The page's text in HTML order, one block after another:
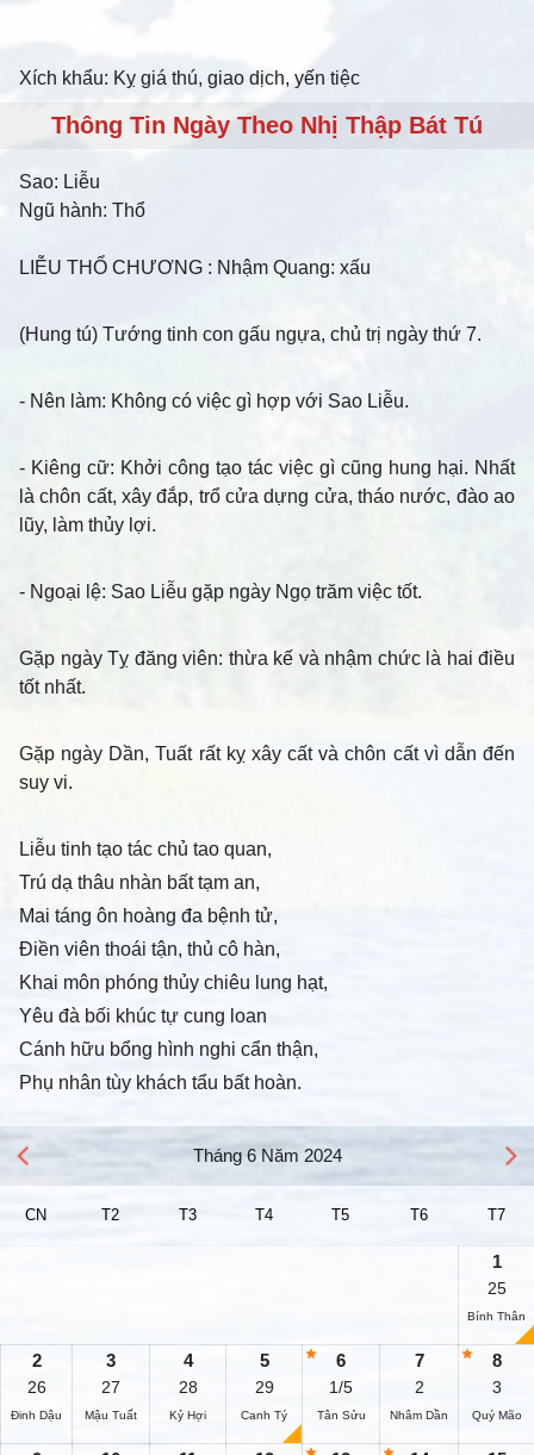
Xích khẩu: Kỵ giá thú, giao dịch, yến tiệc
Thông Tin Ngày Theo Nhị Thập Bát Tú
Sao: Liễu
Ngũ hành: Thổ
LIỄU THỔ CHƯƠNG : Nhậm Quang: xấu
(Hung tú) Tướng tinh con gấu ngựa, chủ trị ngày thứ 7.
- Nên làm: Không có việc gì hợp với Sao Liễu.
- Kiêng cữ: Khởi công tạo tác việc gì cũng hung hại. Nhất
là chôn cất, xây đắp, trổ cửa dựng cửa, tháo nước, đào ao
lũy, làm thủy lợi.
- Ngoại lệ: Sao Liễu gặp ngày Ngọ trăm việc tốt.
Gặp ngày Tỵ đăng viên: thừa kế và nhậm chức là hai điều
tốt nhất.
Gặp ngày Dần, Tuất rất kỵ xây cất và chôn cất vì dẫn đến
suy vi.
Liễu tinh tạo tác chủ tao quan,
Trú dạ thâu nhàn bất tạm an,
Mai táng ôn hoàng đa bệnh tử,
Điền viên thoái tận, thủ cô hàn,
Khai môn phóng thủy chiêu lung hạt,
Yêu đà bối khúc tự cung loan
Cánh hữu bổng hình nghi cẩn thận,
Phụ nhân tùy khách tẩu bất hoàn.
Tháng 6 Năm 2024
CN T2 T3 T4 T5 T6 T7
1
25
Bính Thân
2
26
Đinh Dậu
3
27
Mậu Tuất
4
28
Kỷ Hợi
5
29
Canh Tý
6
1/5
Tân Sửu
7
2
Nhâm Dần
8
3
Quý Mão